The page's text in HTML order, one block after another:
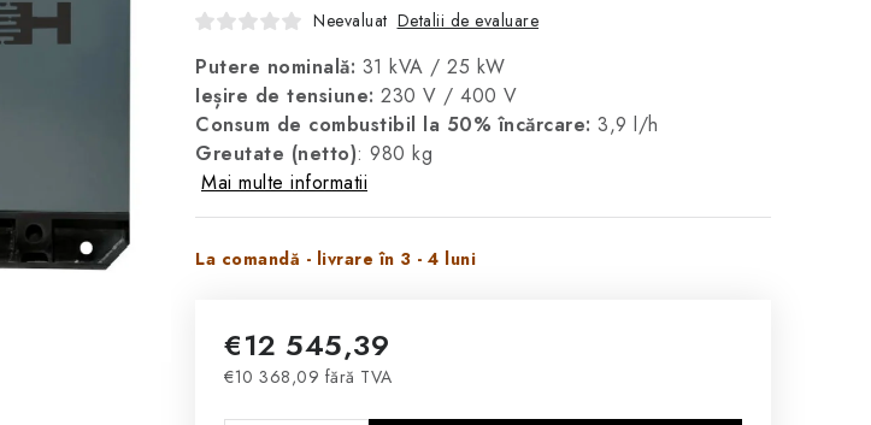
Neevaluat Detalii de evaluare
Putere nominală: 31 kVA / 25 kW
Ieșire de tensiune: 230 V / 400 V
Consum de combustibil la 50% încărcare: 3,9 l/h
Greutate (netto): 980 kg
Mai multe informatii
La comandă - livrare în 3 - 4 luni
€12 545,39
€10 368,09 fără TVA